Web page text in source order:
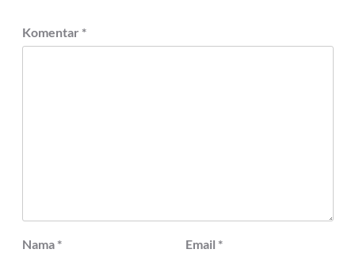
Komentar *
Nama * Email *